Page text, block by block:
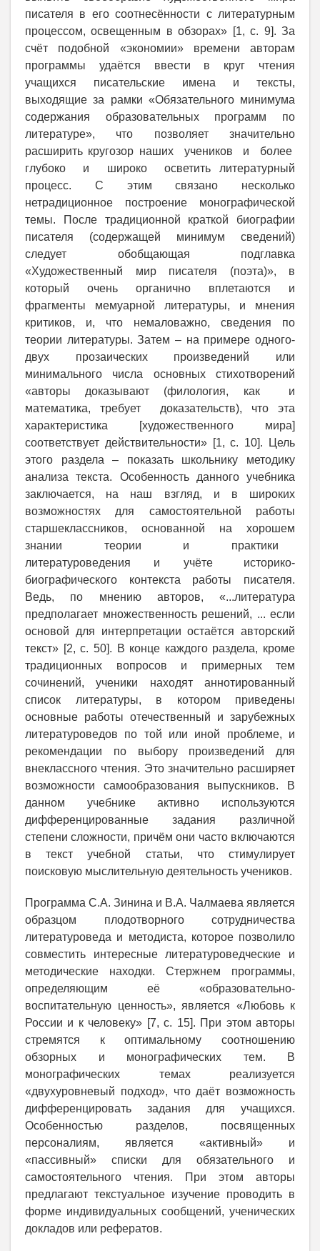
писателя в его соотнесённости с литературным
процессом, освещенным в обзорах» [1, с. 9]. За
счёт подобной «экономии» времени авторам
программы удаётся ввести в круг чтения
учащихся писательские имена и тексты,
выходящие за рамки «Обязательного минимума
содержания образовательных программ по
литературе», что позволяет значительно
расширить кругозор наших учеников и более
глубоко и широко осветить литературный
процесс. С этим связано несколько
нетрадиционное построение монографической
темы. После традиционной краткой биографии
писателя (содержащей минимум сведений)
следует обобщающая подглавка
«Художественный мир писателя (поэта)», в
который очень органично вплетаются и
фрагменты мемуарной литературы, и мнения
критиков, и, что немаловажно, сведения по
теории литературы. Затем – на примере одного-
двух прозаических произведений или
минимального числа основных стихотворений
«авторы доказывают (филология, как и
математика, требует доказательств), что эта
характеристика [художественного мира]
соответствует действительности» [1, с. 10]. Цель
этого раздела – показать школьнику методику
анализа текста. Особенность данного учебника
заключается, на наш взгляд, и в широких
возможностях для самостоятельной работы
старшеклассников, основанной на хорошем
знании теории и практики
литературоведения и учёте историко-
биографического контекста работы писателя.
Ведь, по мнению авторов, «...литература
предполагает множественность решений, ... если
основой для интерпретации остаётся авторский
текст» [2, с. 50]. В конце каждого раздела, кроме
традиционных вопросов и примерных тем
сочинений, ученики находят аннотированный
список литературы, в котором приведены
основные работы отечественный и зарубежных
литературоведов по той или иной проблеме, и
рекомендации по выбору произведений для
внеклассного чтения. Это значительно расширяет
возможности самообразования выпускников. В
данном учебнике активно используются
дифференцированные задания различной
степени сложности, причём они часто включаются
в текст учебной статьи, что стимулирует
поисковую мыслительную деятельность учеников.
Программа С.А. Зинина и В.А. Чалмаева является
образцом плодотворного сотрудничества
литературоведа и методиста, которое позволило
совместить интересные литературоведческие и
методические находки. Стержнем программы,
определяющим её «образовательно-
воспитательную ценность», является «Любовь к
России и к человеку» [7, с. 15]. При этом авторы
стремятся к оптимальному соотношению
обзорных и монографических тем. В
монографических темах реализуется
«двухуровневый подход», что даёт возможность
дифференцировать задания для учащихся.
Особенностью разделов, посвященных
персоналиям, является «активный» и
«пассивный» списки для обязательного и
самостоятельного чтения. При этом авторы
предлагают текстуальное изучение проводить в
форме индивидуальных сообщений, ученических
докладов или рефератов.